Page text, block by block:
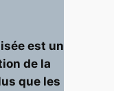
est un
de la
que les